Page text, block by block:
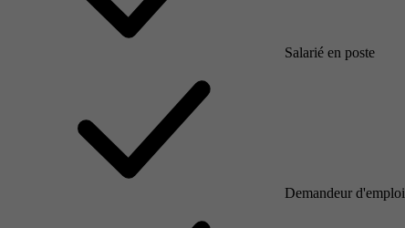
Salarié en poste
Demandeur d'emploi